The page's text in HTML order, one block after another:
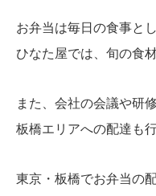
お弁当は毎日の食事と
ひなた屋では、旬の食
また、会社の会議や研
板橋エリアへの配達も
東京・板橋でお弁当の